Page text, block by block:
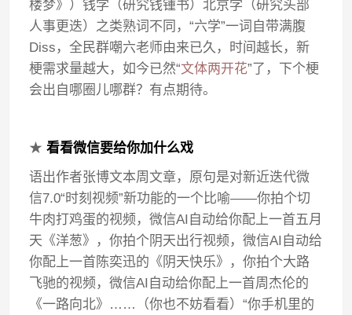
楼梦》）钱学（研究钱锺书）北京学（研究头部
人事更迭）之类熟词不同，“六学”一词自带满腹
Diss，全民群嘲六老师由来已久，时间越长，新
梗需求量越大，如今已然“文体两开花”了，下个梗
会出自哪圈儿哪群？有点期待。
★看看微信要给你加什么戏
语出作者张博文本周文章，原句是对新近迭代微
信7.0“时刻视频”新功能的一个比喻——你拍个切
牛肉打鸡蛋的视频，微信AI自动给你配上一首五月
天《洋葱》，你拍个阴天出行视频，微信AI自动给
你配上一首陈奕迅的《阴天快乐》，你拍个大路
飞驰的视频，微信AI自动给你配上一首周杰伦的
《一路向北》……（你也不妨看看）“你手机里的